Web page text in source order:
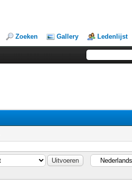
Zoeken Gallery Ledenlijst